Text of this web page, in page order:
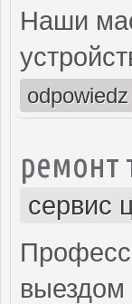
Наши
odpowiedz
ремонт
сервис